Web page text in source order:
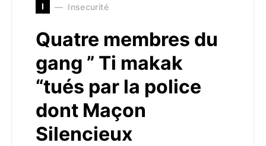
I Insecurité
Quatre membres du
gang ” Ti makak
“tués par la police
dont Maçon
Silencieux